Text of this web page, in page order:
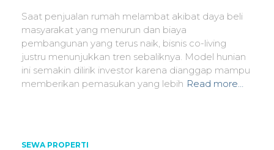
Saat penjualan rumah melambat akibat daya beli
masyarakat yang menurun dan biaya
pembangunan yang terus naik, bisnis co-living
justru menunjukkan tren sebaliknya. Model hunian
ini semakin dilirik investor karena dianggap mampu
memberikan pemasukan yang lebih Read more…
SEWA PROPERTI